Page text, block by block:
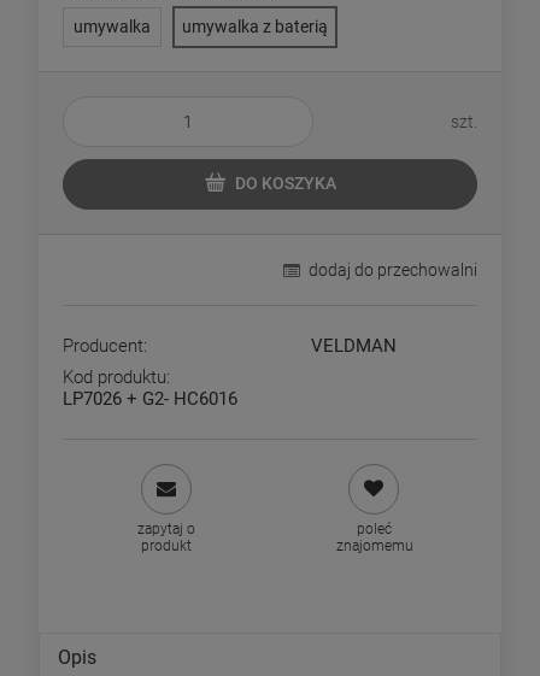
umywalka
umywalka z baterią
szt.
DO KOSZYKA
dodaj do przechowalni
Producent:
VELDMAN
Kod produktu:
LP7026 + G2- HC6016
zapytaj o
produkt
poleć
znajomemu
Opis